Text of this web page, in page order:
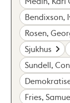
Bendixson,
Rosen,
Sjukhus
Sundell,
Fries,